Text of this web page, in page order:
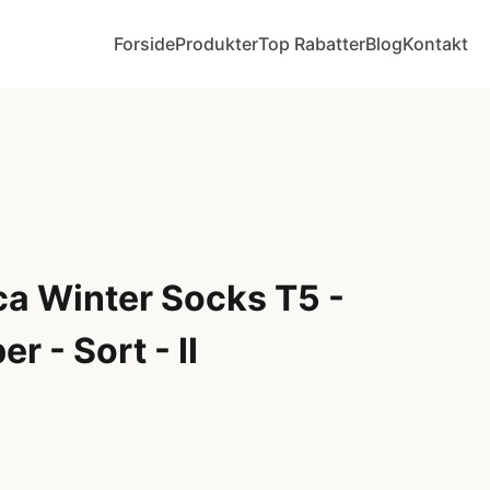
ForsideProdukterTop RabatterBlogKontakt
Winter Socks T5 -
- Sort - II